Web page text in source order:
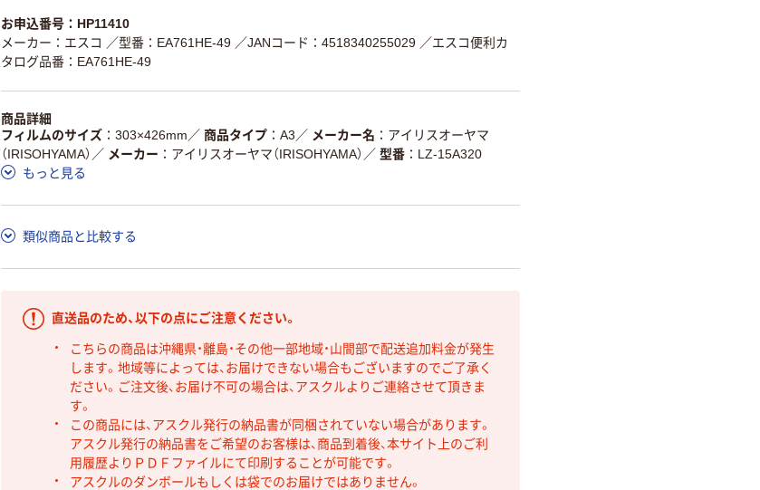
お申込番号：HP11410
メーカー：エスコ ／型番：EA761HE-49 ／JANコード：4518340255029 ／エスコ便利カ
タログ品番：EA761HE-49
商品詳細
フィルムのサイズ
303×426mm ／ 商品タイプ A3 ／ メーカー名
アイリスオーヤマ
（IRISOHYAMA） ／ メーカー アイリスオーヤマ（IRISOHYAMA） ／ 型番
LZ-15A320
もっと見る
類似商品と比較する
直送品のため、以下の点にご注意ください。
こちらの商品は沖縄県・離島・その他一部地域・山間部で配送追加料金が発生
します。地域等によっては、お届けできない場合もございますのでご了承く
ださい。ご注文後、お届け不可の場合は、アスクルよりご連絡させて頂きま
す。
この商品には、アスクル発行の納品書が同梱されていない場合があります。
アスクル発行の納品書をご希望のお客様は、商品到着後、本サイト上のご利
用履歴よりＰＤＦファイルにて印刷することが可能です。
アスクルのダンボールもしくは袋でのお届けではありません。